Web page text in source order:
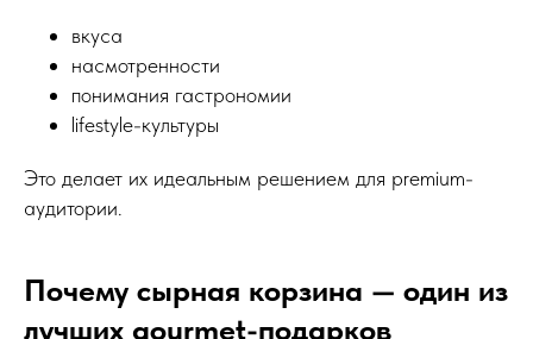
вкуса
насмотренности
понимания гастрономии
lifestyle-культуры
Это делает их идеальным решением для premium-
аудитории.
Почему сырная корзина — один из
лучших gourmet-подарков